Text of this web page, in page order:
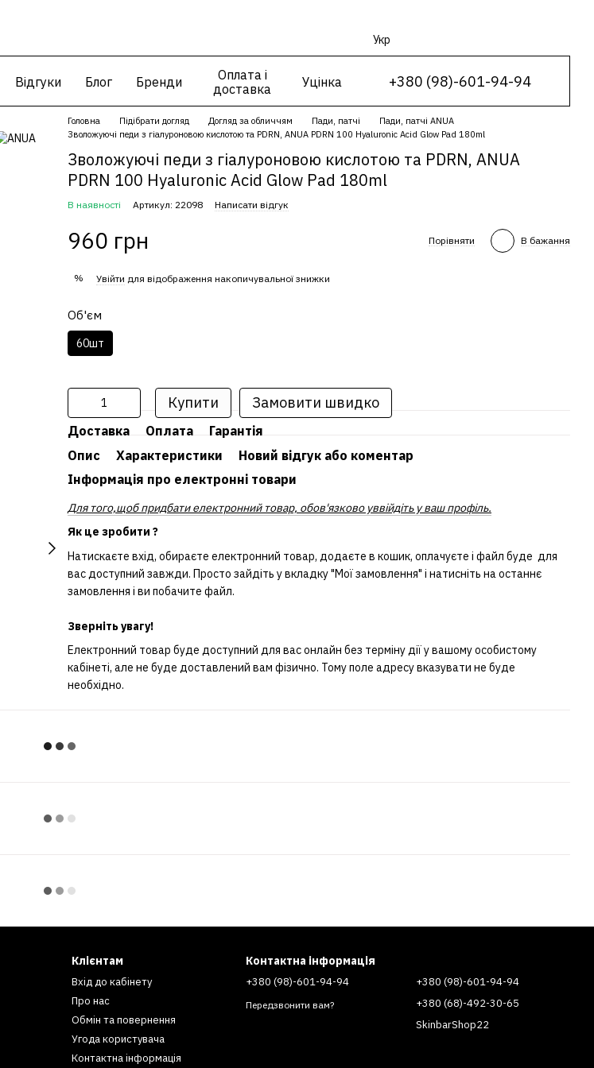
Укр
Відгуки Блог Бренди
Оплата і
доставка
Уцінка +380 (98)-601-94-94
Головна Підібрати догляд Догляд за обличчям Пади, патчі
Пади, патчі ANUA
Зволожуючі педи з гіалуроновою кислотою та PDRN, ANUA PDRN 100 Hyaluronic Acid Glow Pad 180ml
Зволожуючі педи з гіалуроновою кислотою та PDRN, ANUA
PDRN 100 Hyaluronic Acid Glow Pad 180ml
В наявності Артикул: 22098 Написати відгук
960 грн Порівняти В бажання
% Увійти для відображення накопичувальної знижки
Об'єм
60шт
Купити Замовити швидко
Доставка Оплата
Гарантія
Опис
Характеристики
Новий відгук або коментар
Інформація про електронні товари
Для того,щоб придбати електронний товар, обов'язково уввійдіть у ваш профіль.
Як це зробити ?
Натискаєте вхід, обираєте електронний товар, додаєте в кошик, оплачуєте і файл буде для
вас доступний завжди. Просто зайдіть у вкладку "Мої замовлення" і натисніть на останнє
замовлення і ви побачите файл.
Зверніть увагу!
Електронний товар буде доступний для вас онлайн без терміну дії у вашому особистому
кабінеті, але не буде доставлений вам фізично. Тому поле адресу вказувати не буде
необхідно.
Клієнтам
Вхід до кабінету
Про нас
Обмін та повернення
Угода користувача
Контактна інформація
Контактна інформація
+380 (98)-601-94-94
Передзвонити вам?
+380 (98)-601-94-94
+380 (68)-492-30-65
SkinbarShop22